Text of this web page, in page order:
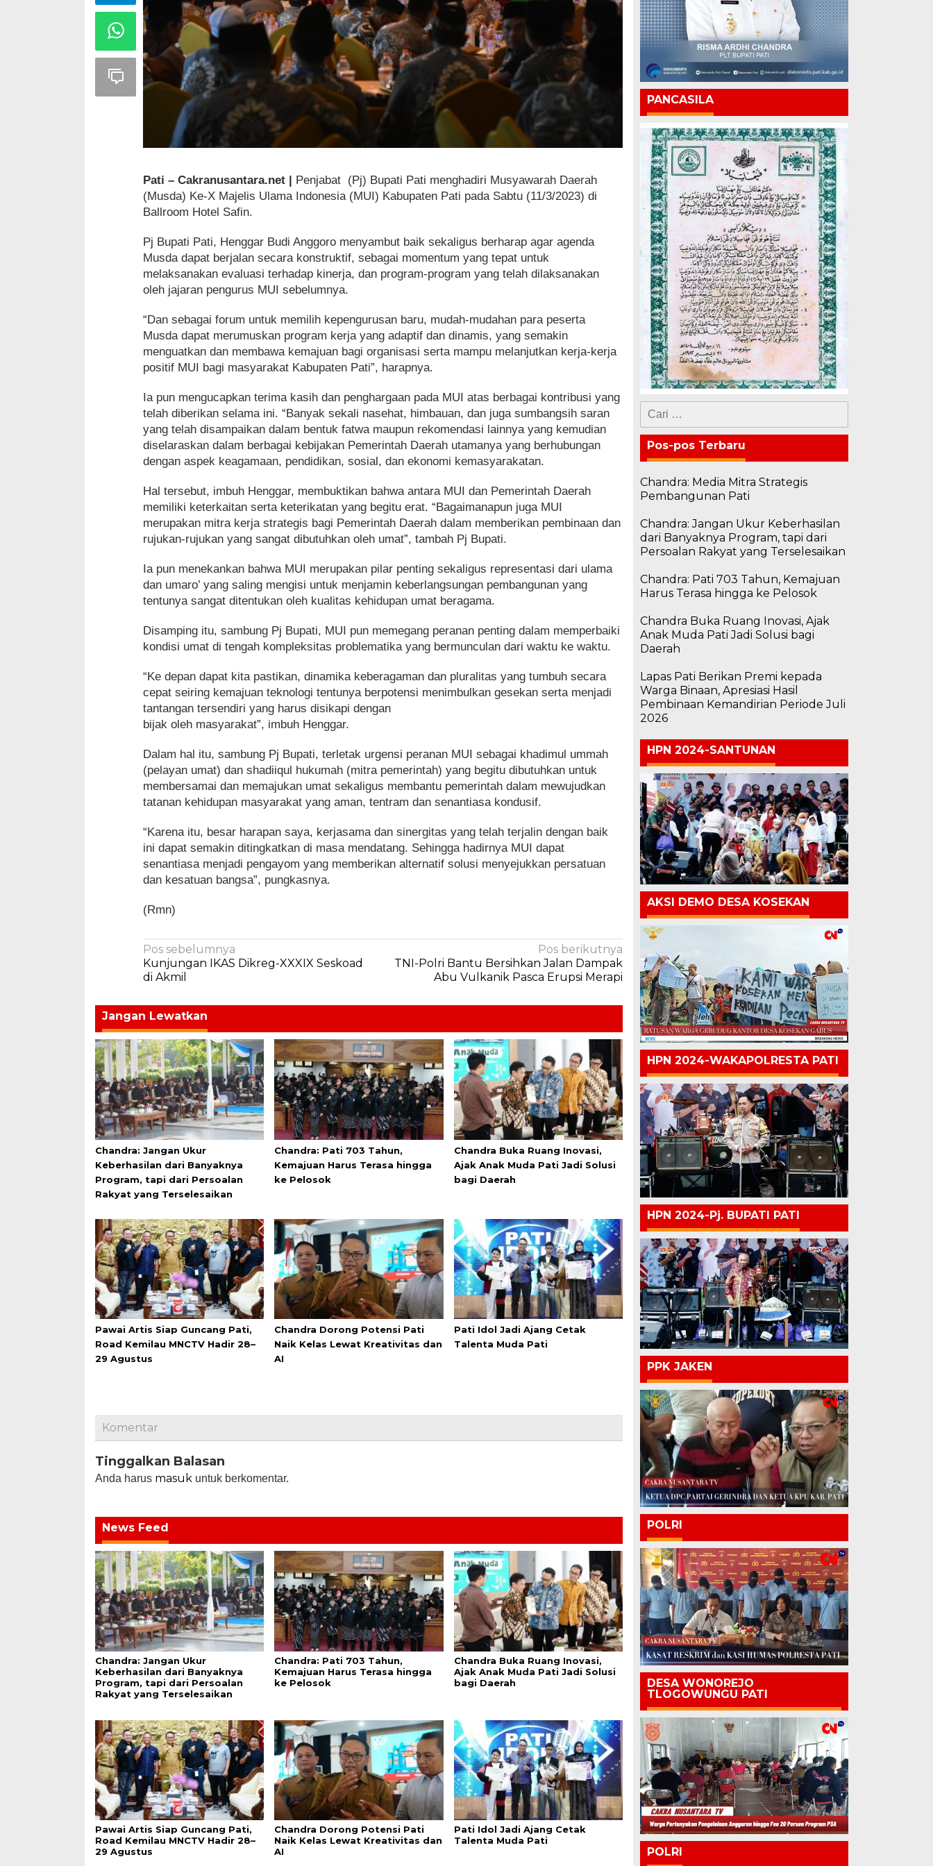
Pati – Cakranusantara.net |
Penjabat (Pj) Bupati Pati menghadiri Musyawarah Daerah
(Musda) Ke-X Majelis Ulama Indonesia (MUI) Kabupaten Pati pada Sabtu (11/3/2023) di
Ballroom Hotel Safin.
Pj Bupati Pati, Henggar Budi Anggoro menyambut baik sekaligus berharap agar agenda
Musda dapat berjalan secara konstruktif, sebagai momentum yang tepat untuk
melaksanakan evaluasi terhadap kinerja, dan program-program yang telah dilaksanakan
oleh jajaran pengurus MUI sebelumnya.
“Dan sebagai forum untuk memilih kepengurusan baru, mudah-mudahan para peserta
Musda dapat merumuskan program kerja yang adaptif dan dinamis, yang semakin
menguatkan dan membawa kemajuan bagi organisasi serta mampu melanjutkan kerja-kerja
positif MUI bagi masyarakat Kabupaten Pati”, harapnya.
Ia pun mengucapkan terima kasih dan penghargaan pada MUI atas berbagai kontribusi yang
telah diberikan selama ini. “Banyak sekali nasehat, himbauan, dan juga sumbangsih saran
yang telah disampaikan dalam bentuk fatwa maupun rekomendasi lainnya yang kemudian
diselaraskan dalam berbagai kebijakan Pemerintah Daerah utamanya yang berhubungan
dengan aspek keagamaan, pendidikan, sosial, dan ekonomi kemasyarakatan.
Hal tersebut, imbuh Henggar, membuktikan bahwa antara MUI dan Pemerintah Daerah
memiliki keterkaitan serta keterikatan yang begitu erat. “Bagaimanapun juga MUI
merupakan mitra kerja strategis bagi Pemerintah Daerah dalam memberikan pembinaan dan
rujukan-rujukan yang sangat dibutuhkan oleh umat”, tambah Pj Bupati.
Ia pun menekankan bahwa MUI merupakan pilar penting sekaligus representasi dari ulama
dan umaro’ yang saling mengisi untuk menjamin keberlangsungan pembangunan yang
tentunya sangat ditentukan oleh kualitas kehidupan umat beragama.
Disamping itu, sambung Pj Bupati, MUI pun memegang peranan penting dalam memperbaiki
kondisi umat di tengah kompleksitas problematika yang bermunculan dari waktu ke waktu.
“Ke depan dapat kita pastikan, dinamika keberagaman dan pluralitas yang tumbuh secara
cepat seiring kemajuan teknologi tentunya berpotensi menimbulkan gesekan serta menjadi
tantangan tersendiri yang harus disikapi dengan
bijak oleh masyarakat”, imbuh Henggar.
Dalam hal itu, sambung Pj Bupati, terletak urgensi peranan MUI sebagai khadimul ummah
(pelayan umat) dan shadiiqul hukumah (mitra pemerintah) yang begitu dibutuhkan untuk
membersamai dan memajukan umat sekaligus membantu pemerintah dalam mewujudkan
tatanan kehidupan masyarakat yang aman, tentram dan senantiasa kondusif.
“Karena itu, besar harapan saya, kerjasama dan sinergitas yang telah terjalin dengan baik
ini dapat semakin ditingkatkan di masa mendatang. Sehingga hadirnya MUI dapat
senantiasa menjadi pengayom yang memberikan alternatif solusi menyejukkan persatuan
dan kesatuan bangsa”, pungkasnya.
(Rmn)
Navigasi
pos
Pos sebelumnya
Kunjungan IKAS Dikreg-XXXIX Seskoad
di Akmil
Pos berikutnya
TNI-Polri Bantu Bersihkan Jalan Dampak
Abu Vulkanik Pasca Erupsi Merapi
Jangan Lewatkan
Chandra: Jangan Ukur
Keberhasilan dari Banyaknya
Program, tapi dari Persoalan
Rakyat yang Terselesaikan
Chandra: Pati 703 Tahun,
Kemajuan Harus Terasa hingga
ke Pelosok
Chandra Buka Ruang Inovasi,
Ajak Anak Muda Pati Jadi Solusi
bagi Daerah
Pawai Artis Siap Guncang Pati,
Road Kemilau MNCTV Hadir 28–
29 Agustus
Chandra Dorong Potensi Pati
Naik Kelas Lewat Kreativitas dan
AI
Pati Idol Jadi Ajang Cetak
Talenta Muda Pati
Komentar
Tinggalkan Balasan
Anda harus masuk untuk berkomentar.
News Feed
Chandra: Jangan Ukur
Keberhasilan dari Banyaknya
Program, tapi dari Persoalan
Rakyat yang Terselesaikan
Chandra: Pati 703 Tahun,
Kemajuan Harus Terasa hingga
ke Pelosok
Chandra Buka Ruang Inovasi,
Ajak Anak Muda Pati Jadi Solusi
bagi Daerah
Pawai Artis Siap Guncang Pati,
Road Kemilau MNCTV Hadir 28–
29 Agustus
Chandra Dorong Potensi Pati
Naik Kelas Lewat Kreativitas dan
AI
Pati Idol Jadi Ajang Cetak
Talenta Muda Pati
PANCASILA
Cari
untuk:
Pos-pos Terbaru
Chandra: Media Mitra Strategis
Pembangunan Pati
Chandra: Jangan Ukur Keberhasilan
dari Banyaknya Program, tapi dari
Persoalan Rakyat yang Terselesaikan
Chandra: Pati 703 Tahun, Kemajuan
Harus Terasa hingga ke Pelosok
Chandra Buka Ruang Inovasi, Ajak
Anak Muda Pati Jadi Solusi bagi
Daerah
Lapas Pati Berikan Premi kepada
Warga Binaan, Apresiasi Hasil
Pembinaan Kemandirian Periode Juli
2026
HPN 2024-SANTUNAN
AKSI DEMO DESA KOSEKAN
HPN 2024-WAKAPOLRESTA PATI
HPN 2024-Pj. BUPATI PATI
PPK JAKEN
POLRI
DESA WONOREJO
TLOGOWUNGU PATI
POLRI